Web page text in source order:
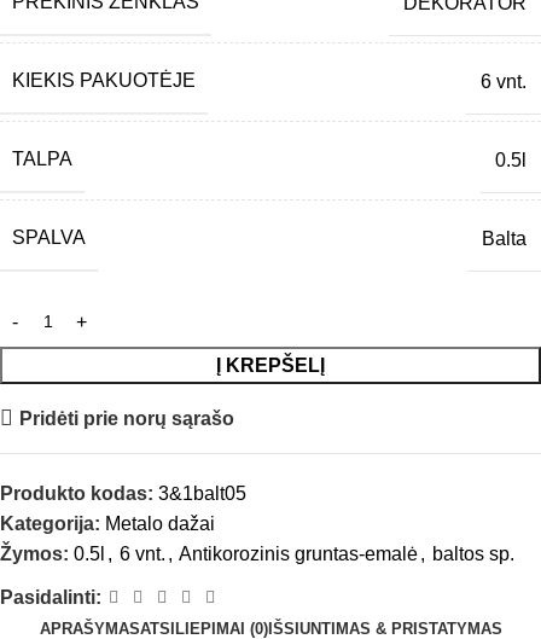
KIEKIS PAKUOTĖJE 6 vnt.
TALPA 0.5l
SPALVA Balta
Į KREPŠELĮ
Pridėti prie norų sąrašo
Produkto kodas: 3&1balt05
Kategorija: Metalo dažai
Žymos: 0.5l , 6 vnt. , Antikorozinis gruntas-emalė, baltos sp.
Pasidalinti:
APRAŠYMASATSILIEPIMAI (0)IŠSIUNTIMAS & PRISTATYMAS